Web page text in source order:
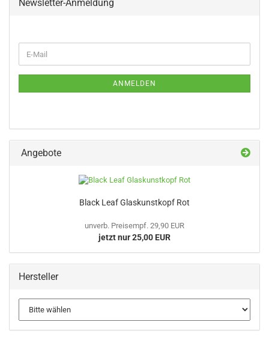
Newsletter-Anmeldung
ZUR
E-
Mail
ANMELDEN
Angebote
Black Leaf Glaskunstkopf Rot
unverb. Preisempf. 29,90 EUR
jetzt nur 25,00 EUR
Hersteller